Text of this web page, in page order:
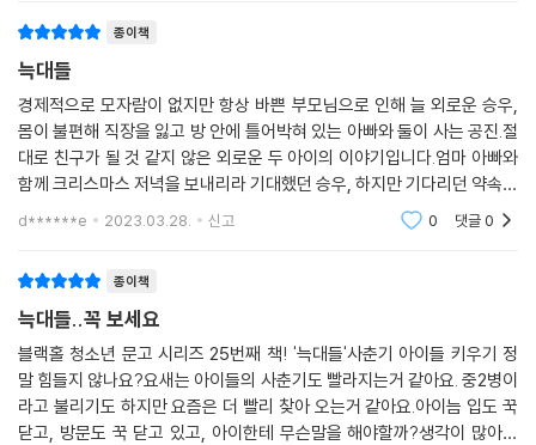
종이책
늑대들
경제적으로 모자람이 없지만 항상 바쁜 부모님으로 인해 늘 외로운 승우,
몸이 불편해 직장을 잃고 방 안에 틀어박혀 있는 아빠와 둘이 사는 공진.절
대로 친구가 될 것 같지 않은 외로운 두 아이의 이야기입니다.엄마 아빠와
함께 크리스마스 저녁을 보내리라 기대했던 승우, 하지만 기다리던 약속의
날 보란 듯이 약속이 깨집니다. 언제나처럼 크리스마스는 물론 생일날에도
d******e 2023.03.28. 신고 0 댓글0
종이책
늑대들..꼭 보세요
블랙홀 청소년 문고 시리즈 25번째 책! '늑대들'사춘기 아이들 키우기 정
말 힘들지 않나요?요새는 아이들의 사춘기도 빨라지는거 같아요. 중2병이
라고 불리기도 하지만 요즘은 더 빨리 찾아 오는거 같아요.아이늠 입도 꾹
닫고, 방문도 꾹 닫고 있고, 아이한테 무슨말을 해야할까?생각이 많아지